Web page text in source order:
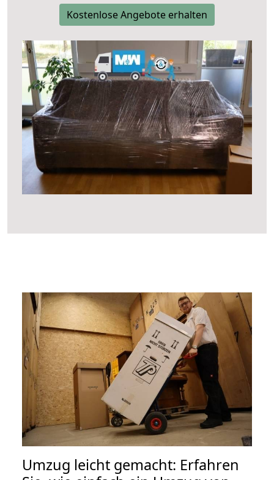
Kostenlose Angebote erhalten
Umzug leicht gemacht: Erfahren